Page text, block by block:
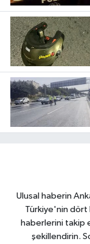
Ulusal haberin
Türkiye'nin dört
haberlerini takip
şekillendirin.